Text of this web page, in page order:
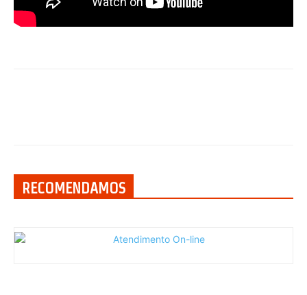
RECOMENDAMOS